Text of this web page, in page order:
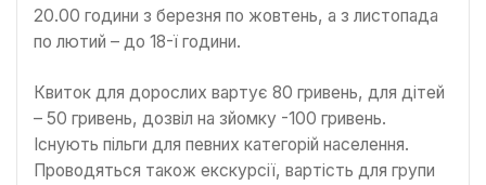
20.00 години з березня по жовтень, а з листопада
по лютий – до 18-ї години.
Квиток для дорослих вартує 80 гривень, для дітей
– 50 гривень, дозвіл на зйомку -100 гривень.
Існують пільги для певних категорій населення.
Проводяться також екскурсії, вартість для групи